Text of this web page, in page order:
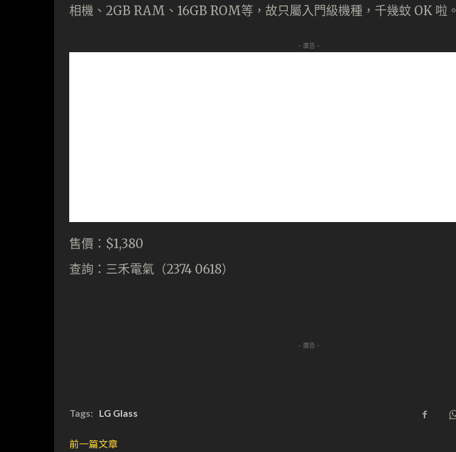
相機、2GB RAM、16GB ROM等，故只屬入門級機種，千幾蚊 OK 啦。
- 廣告 -
售價：$1,380
查詢：三禾電氣（2374 0618）
- 廣告 -
Tags: LG Glass
前一篇文章